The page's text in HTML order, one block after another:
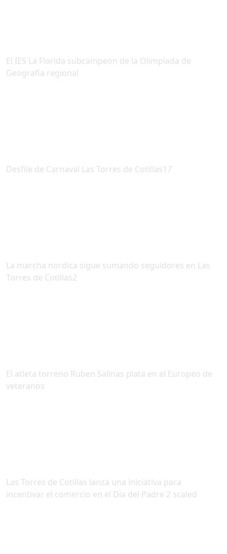
El IES La Florida subcampeon de la Olimpiada de
Geografia regional
Desfile de Carnaval Las Torres de Cotillas17
La marcha nordica sigue sumando seguidores en Las
Torres de Cotillas2
El atleta torreno Ruben Salinas plata en el Europeo de
veteranos
Las Torres de Cotillas lanza una iniciativa para
incentivar el comercio en el Dia del Padre 2 scaled